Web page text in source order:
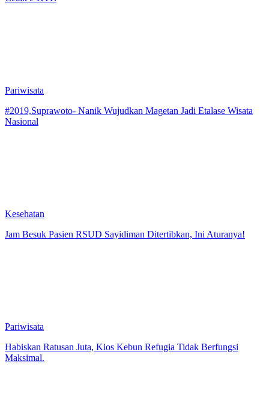
Pariwisata
#2019,Suprawoto- Nanik Wujudkan Magetan Jadi Etalase Wisata
Nasional
Kesehatan
Jam Besuk Pasien RSUD Sayidiman Ditertibkan, Ini Aturanya!
Pariwisata
Habiskan Ratusan Juta, Kios Kebun Refugia Tidak Berfungsi
Maksimal.